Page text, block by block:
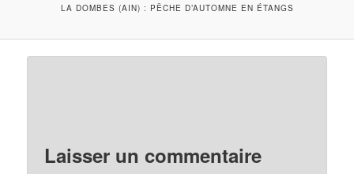
LA DOMBES (AIN) : PÊCHE D’AUTOMNE EN ÉTANGS
Laisser un commentaire